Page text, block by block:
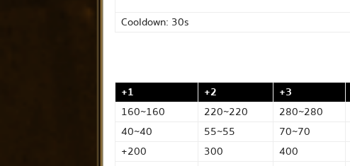
Cooldown: 30s
+1 +2 +3
160~160
220~220 280~280
40~40
55~55 70~70
+200
300 400